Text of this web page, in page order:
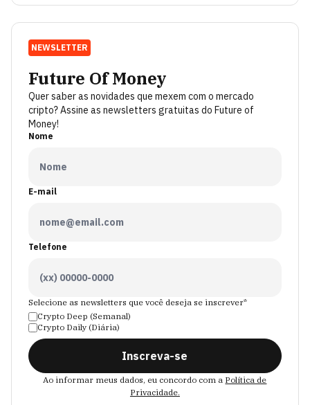
NEWSLETTER
Future Of Money
Quer saber as novidades que mexem com o mercado
cripto? Assine as newsletters gratuitas do Future of
Money!
Nome
E-mail
Telefone
Selecione as newsletters que você deseja se inscrever*
Crypto Deep (Semanal)
Crypto Daily (Diária)
Inscreva-se
Ao informar meus dados, eu concordo com a Política de
Privacidade.